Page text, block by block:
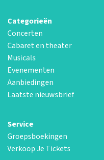
Categorieën
Concerten
Cabaret en theater
Musicals
Evenementen
Aanbiedingen
Laatste nieuwsbrief
Service
Groepsboekingen
Verkoop Je Tickets